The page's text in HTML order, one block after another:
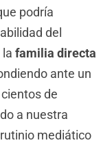
podría
del
familia directa
ante un
de
a nuestra
mediático